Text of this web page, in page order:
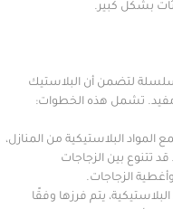
كبير.
أن البلاستيك
هذه الخطوات:
من المنازل،
الزجاجات
يتم فرزها وفقًا